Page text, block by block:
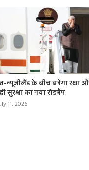
न्यूजीलैंड के बीच बनेगा रक्षा
सुरक्षा का नया रोडमैप
11, 2026